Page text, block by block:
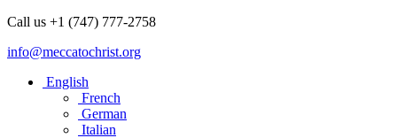
Call us +1 (747) 777-2758
info@meccatochrist.org
English
French
German
Italian